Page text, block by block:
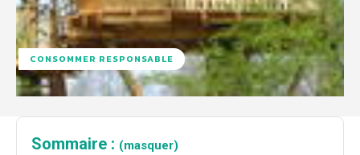
CONSOMMER RESPONSABLE
Sommaire : (masquer)